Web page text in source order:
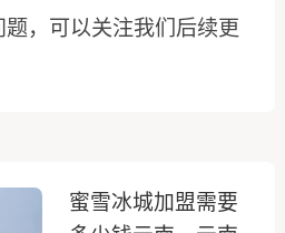
，可以关注我们后续更
蜜雪冰城加盟需要